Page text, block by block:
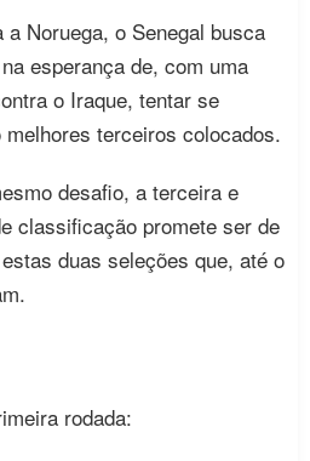
Noruega, o Senegal busca
esperança de, com uma
o Iraque, tentar se
terceiros colocados.
desafio, a terceira e
classificação promete ser de
duas seleções que, até o
rodada: